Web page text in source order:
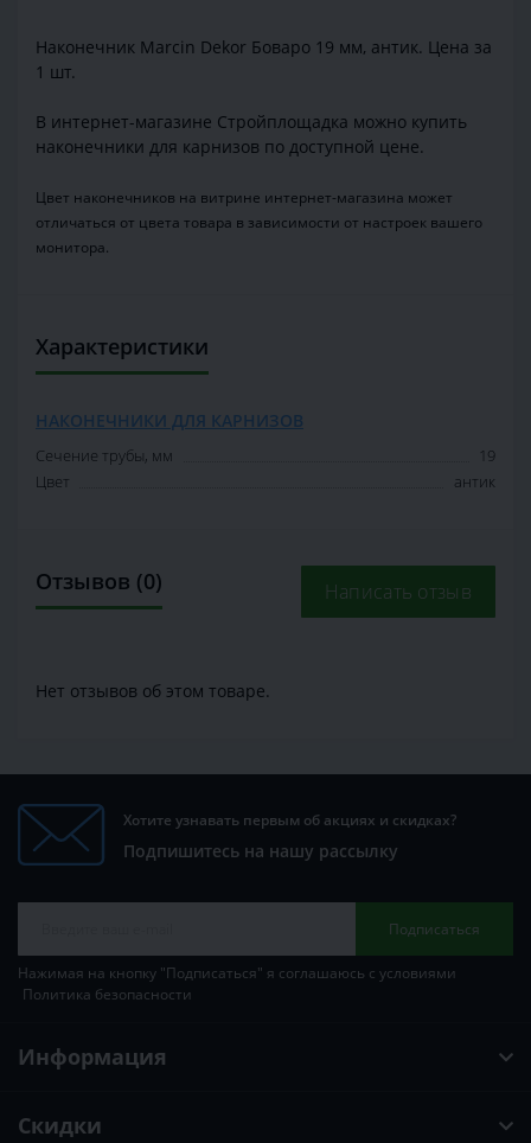
Наконечник Marcin Dekor Боваро 19 мм, антик. Цена за
1 шт.
В интернет-магазине Стройплощадка можно купить
наконечники для карнизов по доступной цене.
Цвет наконечников на витрине интернет-магазина может
отличаться от цвета товара в зависимости от настроек вашего
монитора.
Характеристики
НАКОНЕЧНИКИ ДЛЯ КАРНИЗОВ
Сечение трубы, мм
19
Цвет
антик
Отзывов (0) Написать отзыв
Нет отзывов об этом товаре.
Хотите узнавать первым об акциях и скидках?
Подпишитесь на нашу рассылку
Подписаться
Нажимая на кнопку "Подписаться" я соглашаюсь с условиями
Политика безопасности
Информация
Скидки